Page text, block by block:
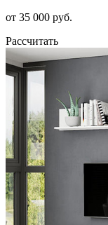
от 35 000 руб.
Рассчитать